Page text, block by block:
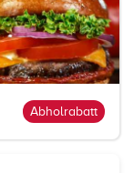
Abholrabatt